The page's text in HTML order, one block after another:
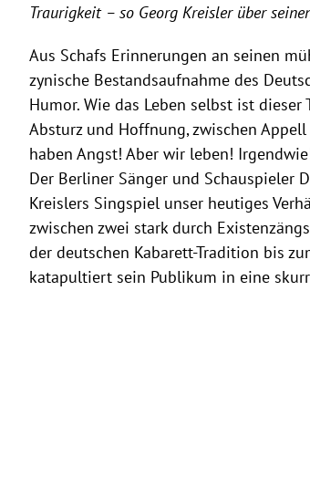
Traurigkeit – so Georg Kreisler über
Aus Schafs Erinnerungen an seinen
zynische Bestandsaufnahme des
Humor. Wie das Leben selbst ist
Absturz und Hoffnung, zwischen
haben Angst! Aber wir leben!
Der Berliner Sänger und Schauspieler
Kreislers Singspiel unser heutiges
zwischen zwei stark durch
der deutschen Kabarett-Tradition bis
katapultiert sein Publikum in eine